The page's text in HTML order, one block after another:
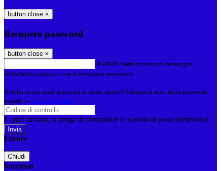
button close ×
Recupero password
button close ×
E-mail Verrà inviato un messaggio
all'indirizzo indicato con le istruzioni necessarie.
Non hai una e-mail associata al nome utente? Effettua il reset della password
tramite la Login Spaggiari
E-mail inviata, si prega di controllare la casella di posta elettronica!
Errore
Chiudi
Successo